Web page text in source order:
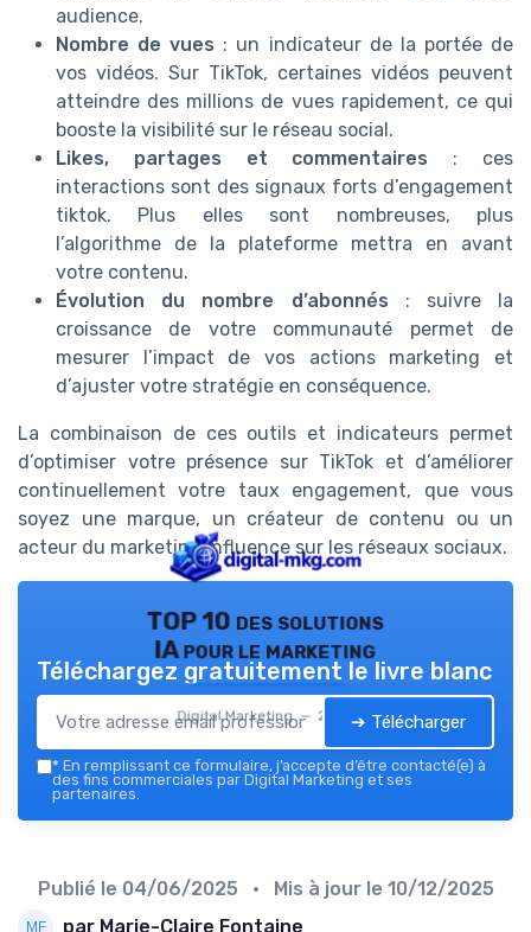
audience.
Nombre de vues : un indicateur de la portée de
vos vidéos. Sur TikTok, certaines vidéos peuvent
atteindre des millions de vues rapidement, ce qui
booste la visibilité sur le réseau social.
Likes, partages et commentaires : ces
interactions sont des signaux forts d’engagement
tiktok. Plus elles sont nombreuses, plus
l’algorithme de la plateforme mettra en avant
votre contenu.
Évolution du nombre d’abonnés : suivre la
croissance de votre communauté permet de
mesurer l’impact de vos actions marketing et
d’ajuster votre stratégie en conséquence.
La combinaison de ces outils et indicateurs permet
d’optimiser votre présence sur TikTok et d’améliorer
continuellement votre taux engagement, que vous
soyez une marque, un créateur de contenu ou un
acteur du marketing influence sur les réseaux sociaux.
TOP 10 des solutions
IA pour le marketing
Digital Marketing — 2026
Téléchargez gratuitement le livre blanc
➔ Télécharger
* En remplissant ce formulaire, j’accepte d’être contacté(e) à
des fins commerciales par Digital Marketing et ses
partenaires.
Publié le 04/06/2025 • Mis à jour le 10/12/2025
par Marie-Claire Fontaine